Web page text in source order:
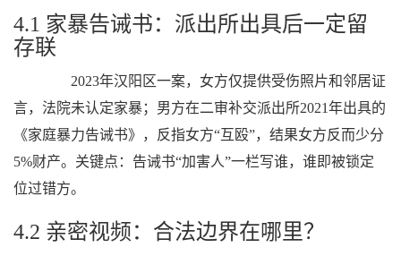
4.1 家暴告诫书：派出所出具后一定留
存联
2023年汉阳区一案，女方仅提供受伤照片和邻居证
言，法院未认定家暴；男方在二审补交派出所2021年出具的
《家庭暴力告诫书》，反指女方“互殴”，结果女方反而少分
5%财产。关键点：告诫书“加害人”一栏写谁，谁即被锁定
位过错方。
4.2 亲密视频：合法边界在哪里？